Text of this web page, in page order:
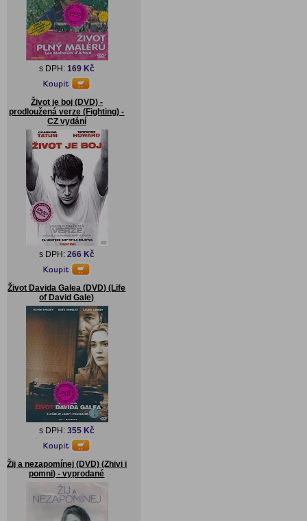
s DPH: 169 Kč
Život je boj (DVD) -
prodloužená verze (Fighting) -
CZ vydání
s DPH: 266 Kč
Život Davida Galea (DVD) (Life
of David Gale)
s DPH: 355 Kč
Žij a nezapomínej (DVD) (Zhivi i
pomni) - vyprodané